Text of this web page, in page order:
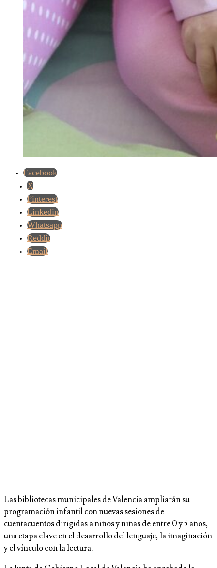
Facebook
X
Pinterest
Linkedin
Whatsapp
Reddit
Email
Las bibliotecas municipales de Valencia ampliarán su
programación infantil con nuevas sesiones de
cuentacuentos dirigidas a niños y niñas de entre 0 y 5 años,
una etapa clave en el desarrollo del lenguaje, la imaginación
y el vínculo con la lectura.